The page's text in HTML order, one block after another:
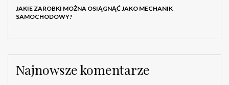
JAKIE ZAROBKI MOŻNA OSIĄGNĄĆ JAKO MECHANIK
SAMOCHODOWY?
Najnowsze komentarze